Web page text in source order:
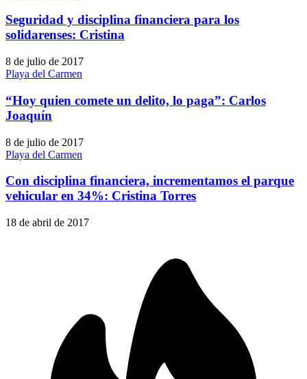
Seguridad y disciplina financiera para los
solidarenses: Cristina
8 de julio de 2017
Playa del Carmen
“Hoy quien comete un delito, lo paga”: Carlos
Joaquín
8 de julio de 2017
Playa del Carmen
Con disciplina financiera, incrementamos el parque
vehicular en 34%: Cristina Torres
18 de abril de 2017